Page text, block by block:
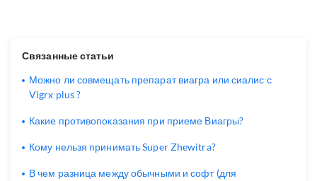
Связанные статьи
Можно ли совмещать препарат виагра или сиалис с
Vigrx plus ?
Какие противопоказания при приеме Виагры?
Кому нельзя принимать Super Zhewitra?
В чем разница между обычными и софт (для